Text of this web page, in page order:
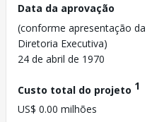
Data da aprovação
(conforme apresentação da
Diretoria Executiva)
24 de abril de 1970
Custo total do projeto 1
US$ 0.00 milhões